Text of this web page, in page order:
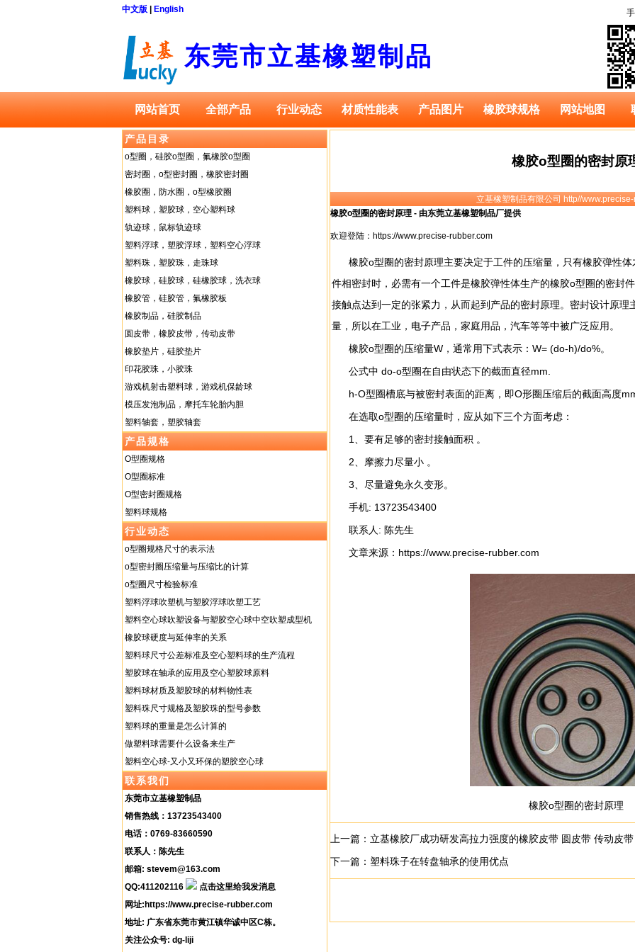
中文版 English
东莞市立基橡塑制品
网站首页 全部产品 行业动态 材质性能表 产品图片 橡胶球规格 网站地图
产品目录
o型圈，硅胶o型圈，氟橡胶o型圈
密封圈，o型密封圈，橡胶密封圈
橡胶圈，防水圈，o型橡胶圈
塑料球，塑胶球，空心塑料球
轨迹球，鼠标轨迹球
塑料浮球，塑胶浮球，塑料空心浮球
塑料珠，塑胶珠，走珠球
橡胶球，硅胶球，硅橡胶球，洗衣球
橡胶管，硅胶管，氟橡胶板
橡胶制品，硅胶制品
圆皮带，橡胶皮带，传动皮带
橡胶垫片，硅胶垫片
印花胶珠，小胶珠
游戏机射击塑料球，游戏机保龄球
模压发泡制品，摩托车轮胎内胆
塑料轴套，塑胶轴套
产品规格
O型圈规格
O型圈标准
O型密封圈规格
塑料球规格
行业动态
o型圈规格尺寸的表示法
o型密封圈压缩量与压缩比的计算
o型圈尺寸检验标准
塑料浮球吹塑机与塑胶浮球吹塑工艺
塑料空心球吹塑设备与塑胶空心球中空吹塑成型机
橡胶球硬度与延伸率的关系
塑料球尺寸公差标准及空心塑料球的生产流程
塑胶球在轴承的应用及空心塑胶球原料
塑料球材质及塑胶球的材料物性表
塑料珠尺寸规格及塑胶珠的型号参数
塑料球的重量是怎么计算的
做塑料球需要什么设备来生产
塑料空心球-又小又环保的塑胶空心球
联系我们
东莞市立基橡塑制品
销售热线：13723543400
电话：0769-83660590
联系人：陈先生
邮箱: stevem@163.com
QQ:411202116
网址: https://www.precise-rubber.com
地址: 广东省东莞市黄江镇华诚中区C栋。
关注公众号: dg-liji
橡胶o型圈的密封原
立基橡塑制品有限公司 http//
橡胶o型圈的密封原理 - 由东莞立基橡塑制品厂提供
欢迎登陆： https://www.precise-rubber.com
橡胶o型圈的密封原理主要决定于工件的压缩量，只有橡胶弹性
件相密封时，必需有一个工件是橡胶弹性体生产的橡胶o型圈的密封
接触点达到一定的张紧力，从而起到产品的密封原理。密封设计原
量，所以在工业，电子产品，家庭用品，汽车等等中被广泛应用。
橡胶o型圈的压缩量W，通常用下式表示：W= (do-h)/do%。
公式中 do-o型圈在自由状态下的截面直径mm.
h-O型圈槽底与被密封表面的距离，即O形圈压缩后的截面高度
在选取o型圈的压缩量时，应从如下三个方面考虑：
1、要有足够的密封接触面积 。
2、摩擦力尽量小 。
3、尽量避免永久变形。
手机: 13723543400
联系人: 陈先生
文章来源： https://www.precise-rubber.com
橡胶o型圈的密封原理
上一篇： 立基橡胶厂成功研发高拉力强度的橡胶皮带 圆皮带 传动皮
下一篇： 塑料珠子在转盘轴承的使用优点